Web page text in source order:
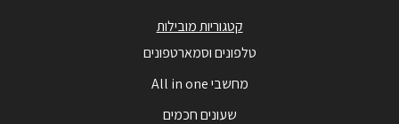
קטגוריות מובילות
טלפונים וסמארטפונים
מחשבי All in one
שעונים חכמים